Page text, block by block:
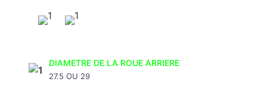
DIAMETRE DE LA ROUE ARRIERE
27.5 OU 29